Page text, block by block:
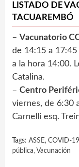
LISTADO DE
TACUAREMBÓ
– Vacunatorio
de 14:15 a
a la hora 14:00.
Catalina.
– Centro
viernes, de 6:30
Carnelli esq.
Tags: ASSE, COVID-19
pública, Vacunación